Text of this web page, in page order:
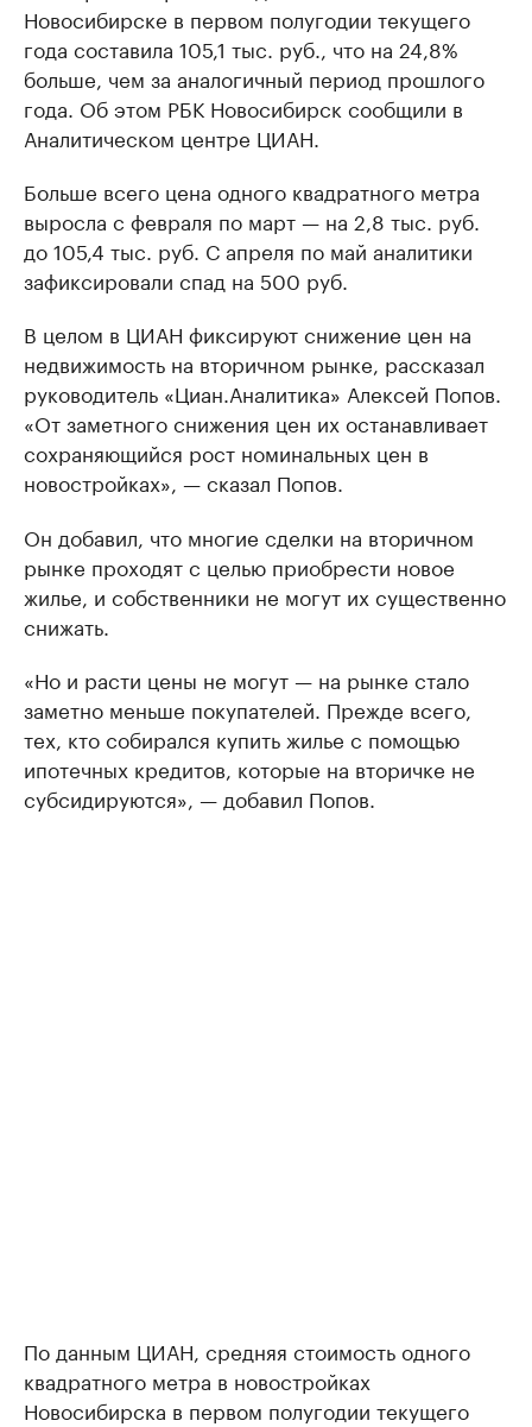
Новосибирске в первом полугодии текущего
года составила 105,1 тыс. руб., что на 24,8%
больше, чем за аналогичный период прошлого
года. Об этом РБК Новосибирск сообщили в
Аналитическом центре ЦИАН.
Больше всего цена одного квадратного метра
выросла с февраля по март — на 2,8 тыс. руб.
до 105,4 тыс. руб. С апреля по май аналитики
зафиксировали спад на 500 руб.
В целом в ЦИАН фиксируют снижение цен на
недвижимость на вторичном рынке, рассказал
руководитель «Циан.Аналитика» Алексей Попов.
«От заметного снижения цен их останавливает
сохраняющийся рост номинальных цен в
новостройках», — сказал Попов.
Он добавил, что многие сделки на вторичном
рынке проходят с целью приобрести новое
жилье, и собственники не могут их существенно
снижать.
«Но и расти цены не могут — на рынке стало
заметно меньше покупателей. Прежде всего,
тех, кто собирался купить жилье с помощью
ипотечных кредитов, которые на вторичке не
субсидируются», — добавил Попов.
По данным ЦИАН, средняя стоимость одного
квадратного метра в новостройках
Новосибирска в первом полугодии текущего